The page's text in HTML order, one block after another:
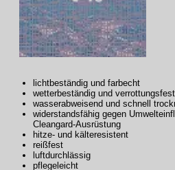
lichtbeständig und farbecht
wetterbeständig und verrottungsfest
wasserabweisend und schnell
widerstandsfähig gegen
Cleangard-Ausrüstung
hitze- und kälteresistent
reißfest
luftdurchlässig
pflegeleicht